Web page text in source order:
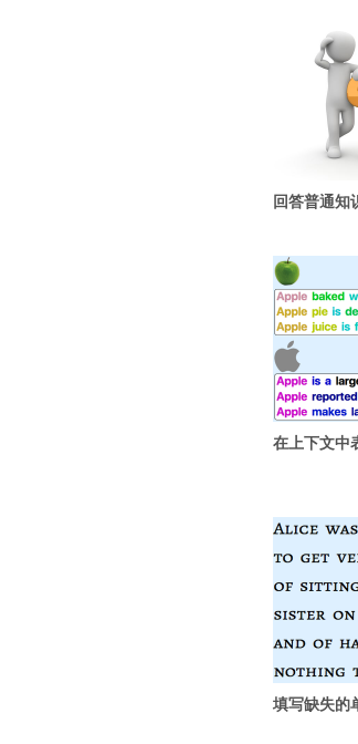
回答普通知
在上下文中
填写缺失的